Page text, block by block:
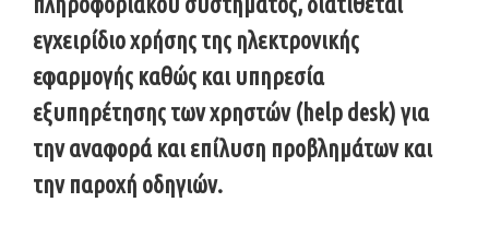
εγχειρίδιο χρήσης της ηλεκτρονικής
εφαρμογής καθώς και υπηρεσία
εξυπηρέτησης των χρηστών (help desk) για
την αναφορά και επίλυση προβλημάτων και
την παροχή οδηγιών.